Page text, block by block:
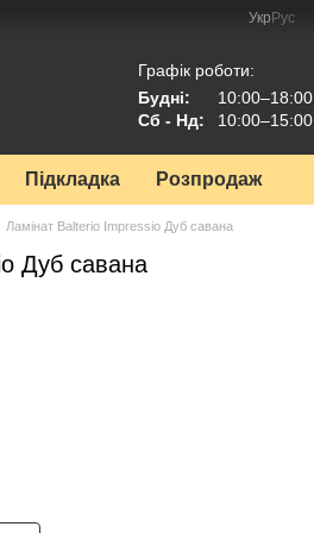
Укр Рус
Графік роботи:
Будні:
10:00–18:00
Сб - Нд:
10:00–15:00
Підкладка Розпродаж
Ламінат Balterio Impressio Дуб савана
Дуб савана